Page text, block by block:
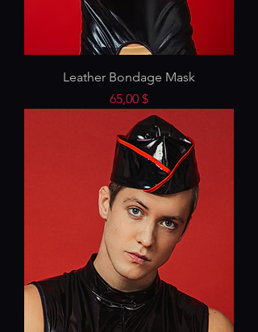
Leather Bondage Mask
Preis
65,00 $